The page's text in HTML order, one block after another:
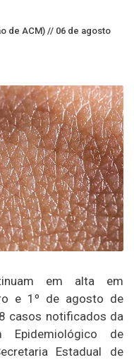
de ACM) // 06 de agosto
em alta em
e 1º de agosto de
casos notificados da
Epidemiológico de
Estadual de